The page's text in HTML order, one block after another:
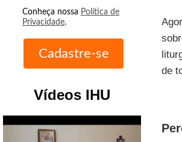
Conheça nossa Política de
Privacidade.
Vídeos IHU
de